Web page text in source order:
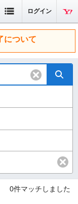
ログイン
について
0件マッチしました